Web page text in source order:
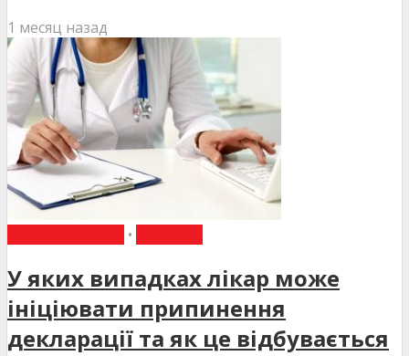
1 месяц назад
•
У яких випадках лікар може
ініціювати припинення
декларації та як це відбувається